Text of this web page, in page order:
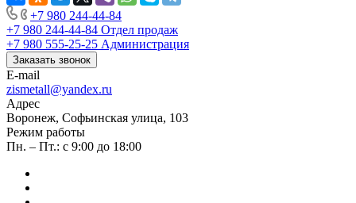
+7 980 244-44-84
+7 980 244-44-84 Отдел продаж
+7 980 555-25-25 Администрация
Заказать звонок
E-mail
zismetall@yandex.ru
Адрес
Воронеж, Софьинская улица, 103
Режим работы
Пн. – Пт.: с 9:00 до 18:00